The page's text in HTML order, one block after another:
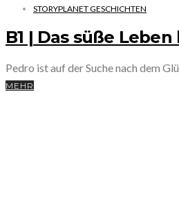
STORYPLANET GESCHICHTEN
B1 | Das süße
Pedro ist auf der Suche nach dem
MEHR